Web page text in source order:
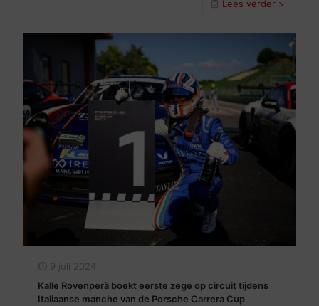
Lees verder >
9 juli 2024
Kalle Rovenperä boekt eerste zege op circuit tijdens
Italiaanse manche van de Porsche Carrera Cup